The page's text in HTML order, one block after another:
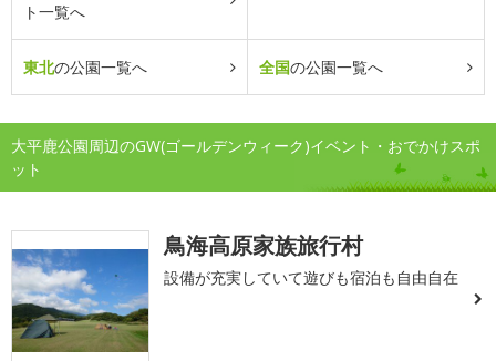
ト一覧へ
東北の公園一覧へ 全国の公園一覧へ
大平鹿公園周辺のGW(ゴールデンウィーク)イベント・おでかけスポ
ット
鳥海高原家族旅行村
設備が充実していて遊びも宿泊も自由自在